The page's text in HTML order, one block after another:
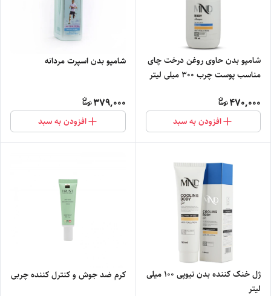
شامپو بدن حاوی روغن درخت چای
مناسب پوست چرب 300 میلی لیتر
470,000
افزودن به سبد
شامپو بدن اسپرت مردانه
379,000
افزودن به سبد
ژل خنک کننده بدن تیوپی 100 میلی
لیتر
کرم ضد جوش و کنترل کننده چربی